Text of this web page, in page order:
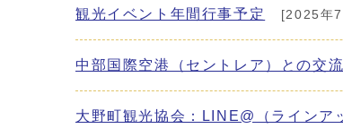
観光イベント年間行事予定 [2025年
中部国際空港（セントレア）との交
大野町観光協会：LINE@（ラインア